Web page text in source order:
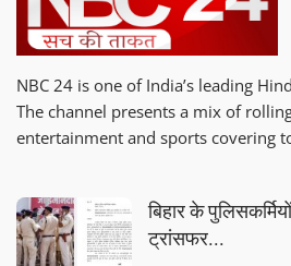
NBC 24 is one of India’s leading
The channel presents a mix of
entertainment and sports covering
बिहार के
ट्रांसफर...